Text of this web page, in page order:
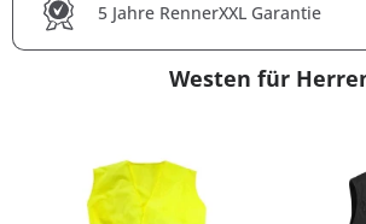
5 Jahre RennerXXL Garantie
Westen für